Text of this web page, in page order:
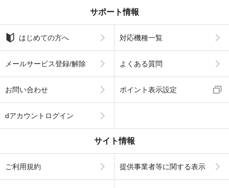
サポート情報
はじめての方へ 対応機種一覧
メールサービス登録/解除 よくある質問
お問い合わせ ポイント表示設定
dアカウントログイン
サイト情報
ご利用規約 提供事業者等に関する表示